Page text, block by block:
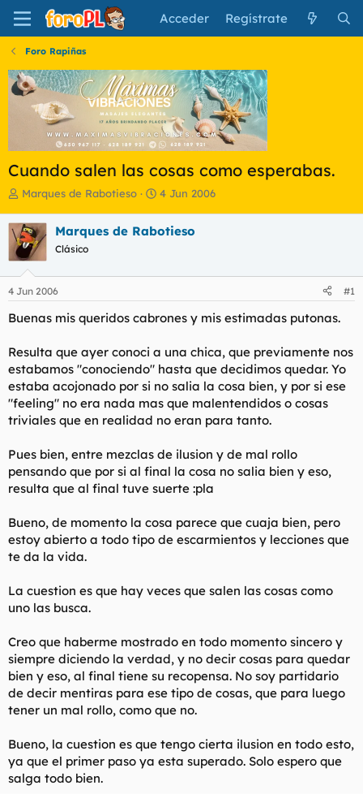
Acceder Regístrate
Foro Rapiñas
Cuando salen las cosas como esperabas.
I
i
c
i
a
d
o
d
l
t
e
a
Marques de Rabotieso
F
h
e
i
i
o
4 Jun 2006
Marques de Rabotieso
Clásico
4 Jun 2006 #1
Buenas mis queridos cabrones y mis estimadas putonas.
Resulta que ayer conoci a una chica, que previamente nos
estabamos "conociendo" hasta que decidimos quedar. Yo
estaba acojonado por si no salia la cosa bien, y por si ese
"feeling" no era nada mas que malentendidos o cosas
triviales que en realidad no eran para tanto.
Pues bien, entre mezclas de ilusion y de mal rollo
pensando que por si al final la cosa no salia bien y eso,
resulta que al final tuve suerte :pla
Bueno, de momento la cosa parece que cuaja bien, pero
estoy abierto a todo tipo de escarmientos y lecciones que
te da la vida.
La cuestion es que hay veces que salen las cosas como
uno las busca.
Creo que haberme mostrado en todo momento sincero y
siempre diciendo la verdad, y no decir cosas para quedar
bien y eso, al final tiene su recopensa. No soy partidario
de decir mentiras para ese tipo de cosas, que para luego
tener un mal rollo, como que no.
Bueno, la cuestion es que tengo cierta ilusion en todo esto,
ya que el primer paso ya esta superado. Solo espero que
salga todo bien.